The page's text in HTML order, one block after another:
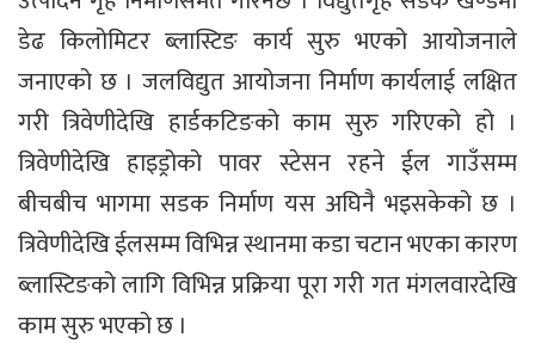
डेढ किलोमिटर ब्लास्टिङ कार्य सुरु भएको आयोजनाले
जनाएको छ । जलविद्युत आयोजना निर्माण कार्यलाई लक्षित
गरी त्रिवेणीदेखि हार्डकटिङको काम सुरु गरिएको हो ।
त्रिवेणीदेखि हाइड्रोको पावर स्टेसन रहने ईल गाउँसम्म
बीचबीच भागमा सडक निर्माण यस अघिनै भइसकेको छ ।
त्रिवेणीदेखि ईलसम्म विभिन्न स्थानमा कडा चटान भएका कारण
ब्लास्टिङको लागि विभिन्न प्रक्रिया पूरा गरी गत मंगलवारदेखि
काम सुरु भएको छ ।